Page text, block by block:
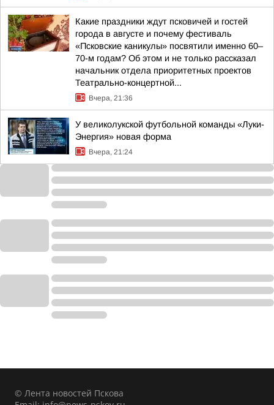
Какие праздники ждут псковичей и гостей
города в августе и почему фестиваль
«Псковские каникулы» посвятили именно 60–
70-м годам? Об этом и не только рассказал
начальник отдела приоритетных проектов
Театрально-концертной...
Вчера, 21:36
У великолукской футбольной команды «Луки-
Энергия» новая форма
Вчера, 21:24
© Лента новостей Пскова